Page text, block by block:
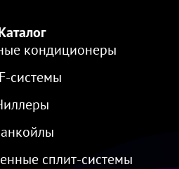
кондиционеры
cистемы
сплит-системы